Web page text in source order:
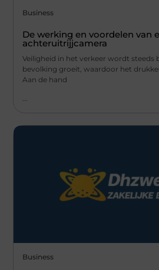
Business
De werking en voordelen van
achteruitrijjcamera
Veiligheid in het verkeer wordt steeds
bevolking groeit, waardoor het
Aan de hand
...
Business